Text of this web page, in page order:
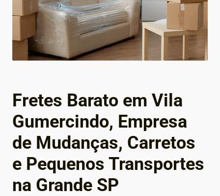
Fretes Barato em Vila
Gumercindo, Empresa
de Mudanças, Carretos
e Pequenos Transportes
na Grande SP